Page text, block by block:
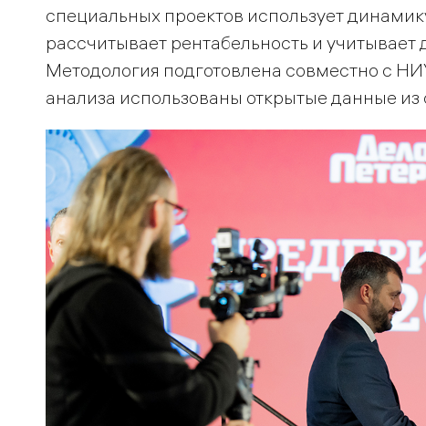
специальных проектов использует
рассчитывает рентабельность и
Методология подготовлена совместно с
анализа использованы открытые данные